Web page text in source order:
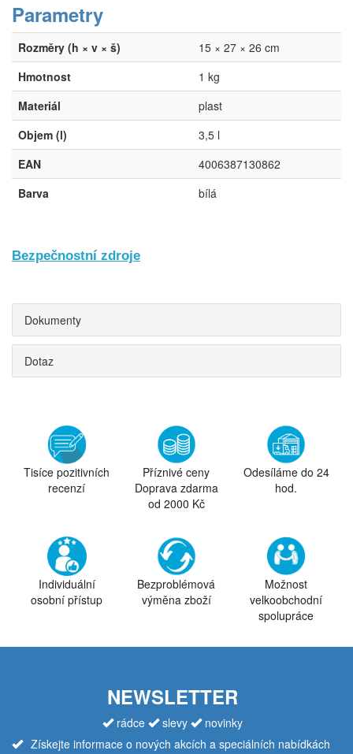
Parametry
Rozměry (h × v × š)
15 × 27 × 26 cm
Hmotnost
1 kg
Materiál
plast
Objem (l)
3,5 l
EAN
4006387130862
Barva
bílá
Bezpečnostní zdroje
Dokumenty
Dotaz
Tisíce pozitivních
recenzí
Příznivé ceny
Doprava zdarma
od 2000 Kč
Odesíláme do 24
hod.
Individuální
osobní přístup
Bezproblémová
výměna zboží
Možnost
velkoobchodní
spolupráce
NEWSLETTER
rádce slevy
novinky
Získejte informace o nových akcích a speciálních nabídkách